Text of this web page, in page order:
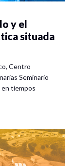
y el
situada
Centro
Seminario
tiempos